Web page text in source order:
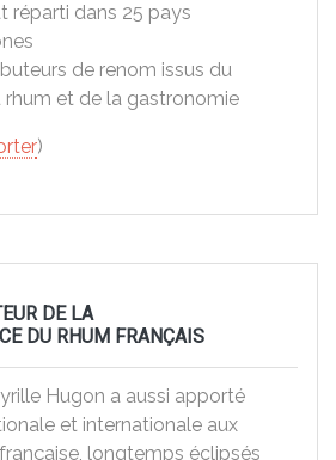
réparti dans 25 pays
de renom issus du
rhum et de la gastronomie
)
DE LA
DU RHUM FRANÇAIS
Hugon a aussi apporté
et internationale aux
française, longtemps éclipsés